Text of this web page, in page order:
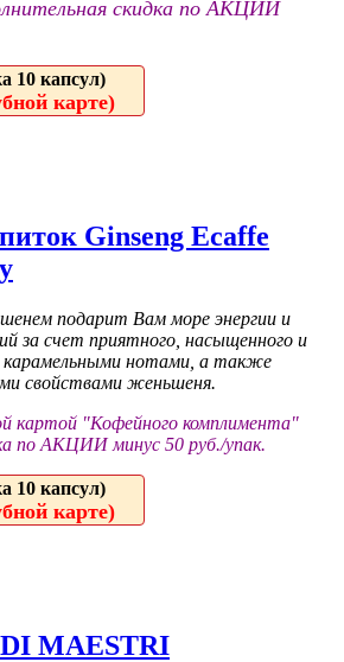
скидка по АКЦИИ
10 капсул)
карте)
Ginseng Ecaffe
подарит Вам море энергии и
за счет приятного, насыщенного и
карамельными нотами, а также
свойствами женьшеня.
картой "Кофейного комплимента"
по АКЦИИ минус 50 руб./упак.
10 капсул)
карте)
MAESTRI